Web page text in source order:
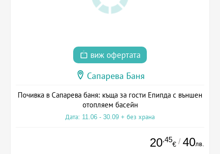
виж офертата
Сапарева Баня
Почивка в Сапарева баня: къща за гости Епипда с външен
отопляем басейн
Дата: 11.06 - 30.09 + без храна
20.45
€ / 40лв.